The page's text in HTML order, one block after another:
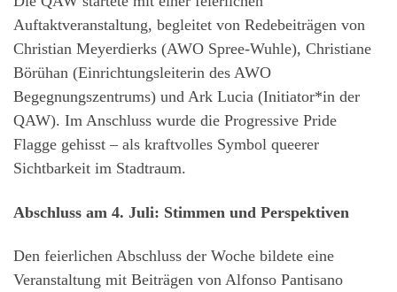
Auftaktveranstaltung, begleitet von Redebeiträgen von
Christian Meyerdierks (AWO Spree-Wuhle), Christiane
Börühan (Einrichtungsleiterin des AWO
Begegnungszentrums) und Ark Lucia (Initiator*in der
QAW). Im Anschluss wurde die Progressive Pride
Flagge gehisst – als kraftvolles Symbol queerer
Sichtbarkeit im Stadtraum.
Abschluss am 4. Juli: Stimmen und Perspektiven
Den feierlichen Abschluss der Woche bildete eine
Veranstaltung mit Beiträgen von Alfonso Pantisano